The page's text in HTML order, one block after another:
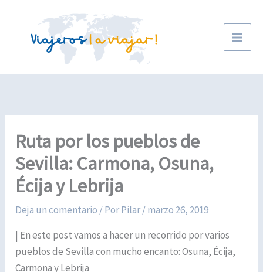
contenido
Ruta por los pueblos de
Sevilla: Carmona, Osuna,
Écija y Lebrija
Deja un comentario / PorPilar/marzo 26, 2019
| En este post vamos a hacer un recorrido por varios
pueblos de Sevilla con mucho encanto: Osuna, Écija,
Carmona y Lebrija